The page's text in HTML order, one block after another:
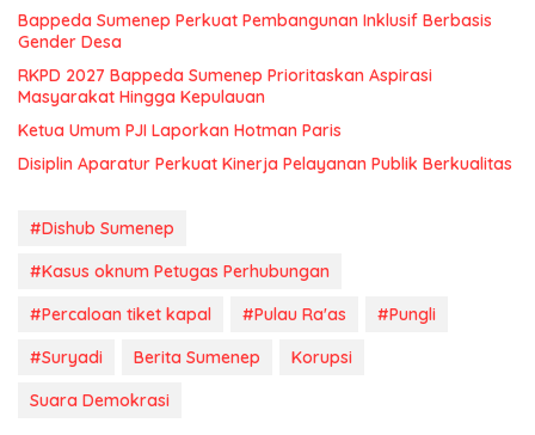
Bappeda Sumenep Perkuat Pembangunan Inklusif Berbasis
Gender Desa
RKPD 2027 Bappeda Sumenep Prioritaskan Aspirasi
Masyarakat Hingga Kepulauan
Ketua Umum PJI Laporkan Hotman Paris
Disiplin Aparatur Perkuat Kinerja Pelayanan Publik Berkualitas
#Dishub Sumenep
#Kasus oknum Petugas Perhubungan
#Percaloan tiket kapal
#Pulau Ra'as
#Pungli
#Suryadi
Berita Sumenep
Korupsi
Suara Demokrasi